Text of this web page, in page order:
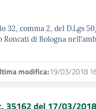
32, comma 2, del D.Lgs
Roncati di Bologna
modifica:19/03/2018
35162 del 17/03/